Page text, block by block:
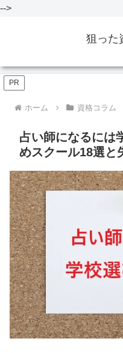
-->
狙った
PR
ホーム 資格コラム
占い師になるには
めスクール18選と